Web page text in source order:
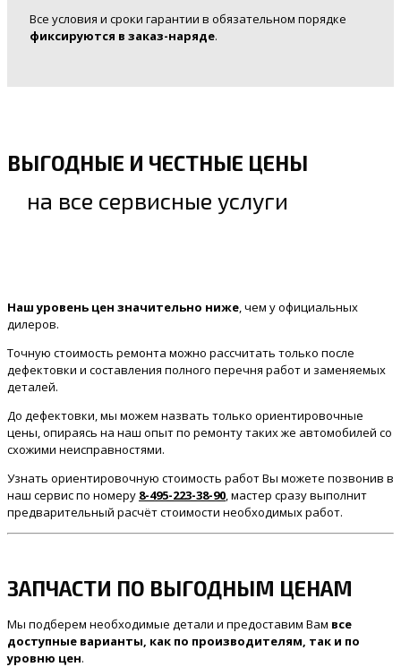
Все условия и сроки гарантии в обязательном порядке
фиксируются в заказ-наряде.
ВЫГОДНЫЕ И ЧЕСТНЫЕ ЦЕНЫ
на все сервисные услуги
Наш уровень цен значительно ниже , чем у официальных
дилеров.
Точную стоимость ремонта можно рассчитать только после
дефектовки и составления полного перечня работ и заменяемых
деталей.
До дефектовки, мы можем назвать только ориентировочные
цены, опираясь на наш опыт по ремонту таких же автомобилей со
схожими неисправностями.
Узнать ориентировочную стоимость работ Вы можете позвонив в
наш сервис по номеру 8-495-223-38-90 , мастер сразу выполнит
предварительный расчёт стоимости необходимых работ.
ЗАПЧАСТИ ПО ВЫГОДНЫМ ЦЕНАМ
Мы подберем необходимые детали и предоставим Вам все
доступные варианты, как по производителям, так и по
уровню цен.